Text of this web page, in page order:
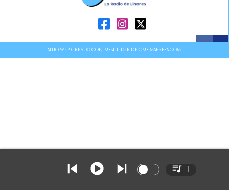
SITIO WEB CREADO CON MSBUILDER DE CMS-MSPRESS.COM
1